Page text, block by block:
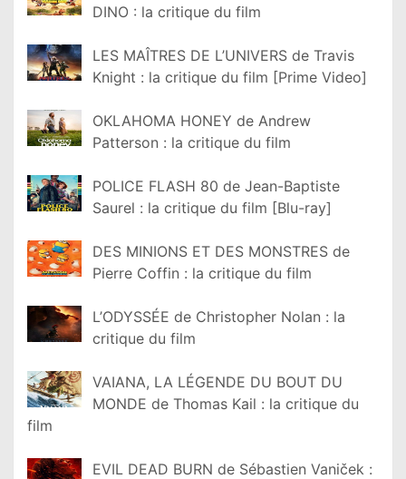
DINO : la critique du film
LES MAÎTRES DE L’UNIVERS de Travis
Knight : la critique du film [Prime Video]
OKLAHOMA HONEY de Andrew
Patterson : la critique du film
POLICE FLASH 80 de Jean-Baptiste
Saurel : la critique du film [Blu-ray]
DES MINIONS ET DES MONSTRES de
Pierre Coffin : la critique du film
L’ODYSSÉE de Christopher Nolan : la
critique du film
VAIANA, LA LÉGENDE DU BOUT DU
MONDE de Thomas Kail : la critique du
film
EVIL DEAD BURN de Sébastien Vaniček :